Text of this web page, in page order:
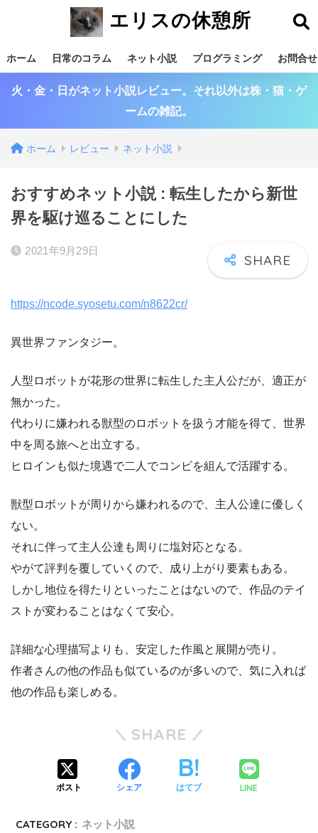
エリスの休憩所
ホーム 日常のコラム ネット小説 プログラミング お問合せ
火・金・日がネット小説レビュー。それ以外は株・猫・ゲ
ームの雑記。
ホーム レビュー ネット小説
おすすめネット小説 : 転生したから新世
界を駆け巡ることにした
2021年9月29日
https://ncode.syosetu.com/n8622cr/
異世界ファンタジー。
人型ロボットが花形の世界に転生した主人公だが、適正が
無かった。
代わりに嫌われる獣型のロボットを扱う才能を得て、世界
中を周る旅へと出立する。
ヒロインも似た境遇で二人でコンビを組んで活躍する。
獣型ロボットが周りから嫌われるので、主人公達に優しく
ない。
それに伴って主人公達も周りに塩対応となる。
やがて評判を覆していくので、成り上がり要素もある。
しかし地位を得たりといったことはないので、作品のテイ
ストが変わることはなくて安心。
詳細な心理描写よりも、安定した作風と展開が売り。
作者さんの他の作品も似ているのが多いので、気に入れば
他の作品も楽しめる。
SHARE
ポスト シェア はてブ LINE
CATEGORY : ネット小説